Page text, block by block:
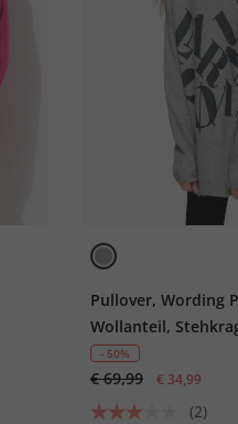
Pullover, Wording
Wollanteil,
- 50%
€ 69,99 € 34,99
(2)